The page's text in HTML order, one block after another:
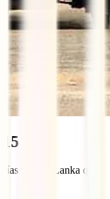
días
por Sri Lanka que